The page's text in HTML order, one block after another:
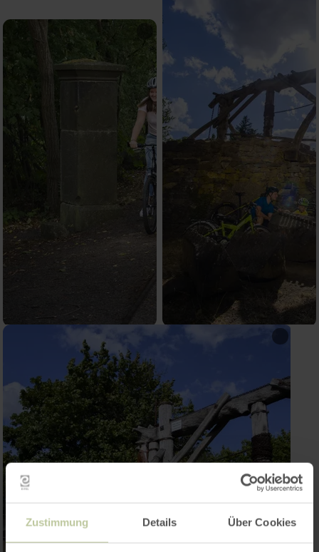
Zustimmung Details Über Cookies